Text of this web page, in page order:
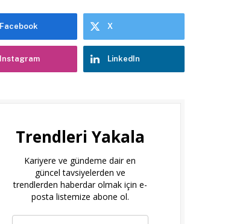
Facebook X
Instagram LinkedIn
Trendleri Yakala
Kariyere ve gündeme dair en
güncel tavsiyelerden ve
trendlerden haberdar olmak için e-
posta listemize abone ol.